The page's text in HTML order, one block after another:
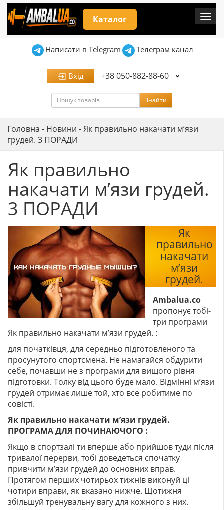
Каталог
Написати в Telegram Телеграм канал
Вхід +38 050-882-88-60
Пошук Знайти
Головна - Новини -Як правильно накачати м’язи
грудей. 3 ПОРАДИ
Як правильно
накачати м’язи грудей.
3 ПОРАДИ
Як
правильно
накачати
м’язи
грудей.
Ambalua.co
пропонує тобі-
три програми
Як правильно накачати м’язи грудей. :
для початківця, для середньо підготовленого та
просунутого спортсмена. Не намагайся обдурити
себе, почавши не з програми для вищого рівня
підготовки. Толку від цього буде мало. Відмінні м’язи
грудей отримає лише той, хто все робитиме по
совісті.
Як правильно накачати м’язи грудей.
ПРОГРАМА ДЛЯ ПОЧИНАЮЧОГО :
Якщо в спортзалі ти вперше або прийшов туди після
тривалої перерви, тобі доведеться спочатку
привчити м’язи грудей до основних вправ.
Протягом перших чотирьох тижнів виконуй ці
чотири вправи, як вказано нижче. Щотижня
збільшуй тренувальну вагу для кожного з них.